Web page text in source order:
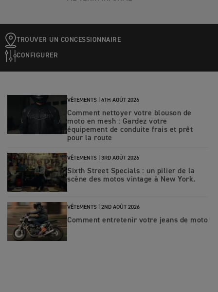
TROUVER UN CONCESSIONNAIRE
CONFIGURER
VÊTEMENTS | 4TH AOÛT 2026
Comment nettoyer votre blouson de
moto en mesh : Gardez votre
équipement de conduite frais et prêt
pour la route
VÊTEMENTS | 3RD AOÛT 2026
Sixth Street Specials : un pilier de la
scène des motos vintage à New York.
VÊTEMENTS | 2ND AOÛT 2026
Comment entretenir votre jeans de moto